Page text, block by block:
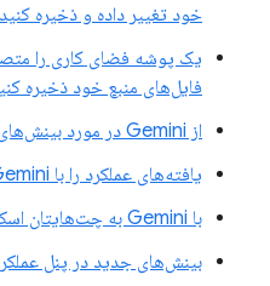
خود تغییر داده و ذخیره کنید
یک پوشه فضای کاری را
فایل‌های منبع خود ذخیره
از Gemini در مورد بینش‌های عملکرد بپرسید
یافته‌های عملکرد را با Gemini حاشیه‌نویسی کنید
با Gemini به چت‌هایتان اسکرین‌شات اضافه کنید
بینش‌های جدید در پنل